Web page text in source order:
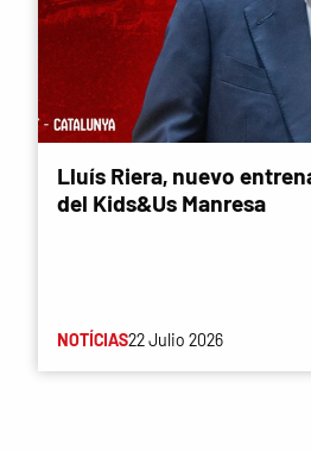
Lluís Riera, nuevo
del Kids&Us Manresa
NOTÍCIAS22 Julio 2026